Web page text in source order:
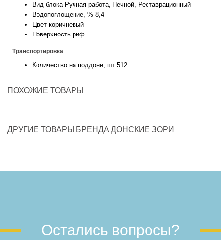
Вид блока Ручная работа, Печной, Реставрационный
Водопоглощение, % 8,4
Цвет коричневый
Поверхность риф
Транспортировка
Количество на поддоне, шт 512
ПОХОЖИЕ ТОВАРЫ
ДРУГИЕ ТОВАРЫ БРЕНДА ДОНСКИЕ ЗОРИ
Остались вопросы?